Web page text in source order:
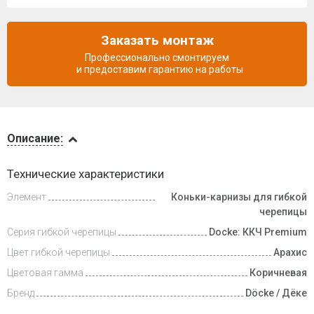
Доставка
Описание:
Технические характеристики
Элемент
Коньки-карнизы для гибкой
черепицы
Серия гибкой черепицы
Docke: ККЧ Premium
Цвет гибкой черепицы
Арахис
Цветовая гамма
Коричневая
Бренд
Döcke / Дёке
Заказать монтаж
Профессионально смонтируем
и предоставим гарантию на работы